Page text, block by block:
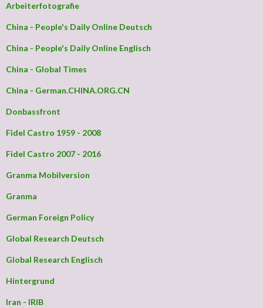
Arbeiterfotografie
China - People's Daily Online Deutsch
China - People's Daily Online Englisch
China - Global Times
China - German.CHINA.ORG.CN
Donbassfront
Fidel Castro 1959 - 2008
Fidel Castro 2007 - 2016
Granma Mobilversion
Granma
German Foreign Policy
Global Research Deutsch
Global Research Englisch
Hintergrund
Iran - IRIB